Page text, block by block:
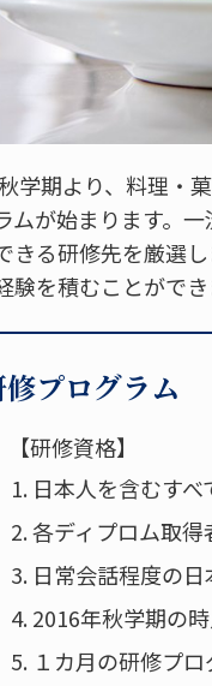
学期より、料理・
ムが始まります。
きる研修先を厳選
験を積むことができ
プログラム
【研修資格】
日本人を含むすべ
各ディプロム取得
日常会話程度の日
2016年秋学期の
１カ月の研修プ